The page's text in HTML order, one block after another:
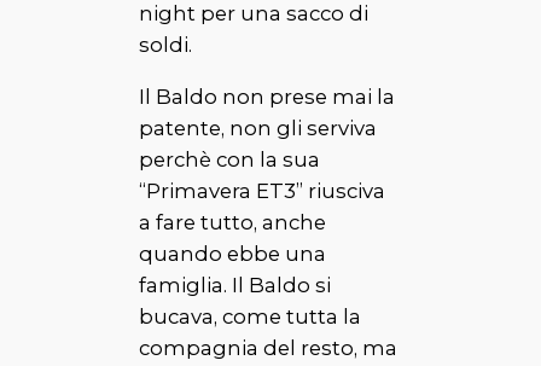
night per una sacco di
soldi.
Il Baldo non prese mai la
patente, non gli serviva
perchè con la sua
“Primavera ET3” riusciva
a fare tutto, anche
quando ebbe una
famiglia. Il Baldo si
bucava, come tutta la
compagnia del resto, ma